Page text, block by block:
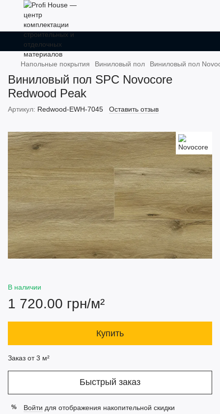
Напольные покрытия Виниловый пол Виниловый пол
Виниловый пол SPC Novocore
Redwood Peak
Артикул: Redwood-EWH-7045 Оставить отзыв
В наличии
1 720.00 грн/м²
Купить
Заказ от 3 м²
Быстрый заказ
% Войти для отображения накопительной скидки